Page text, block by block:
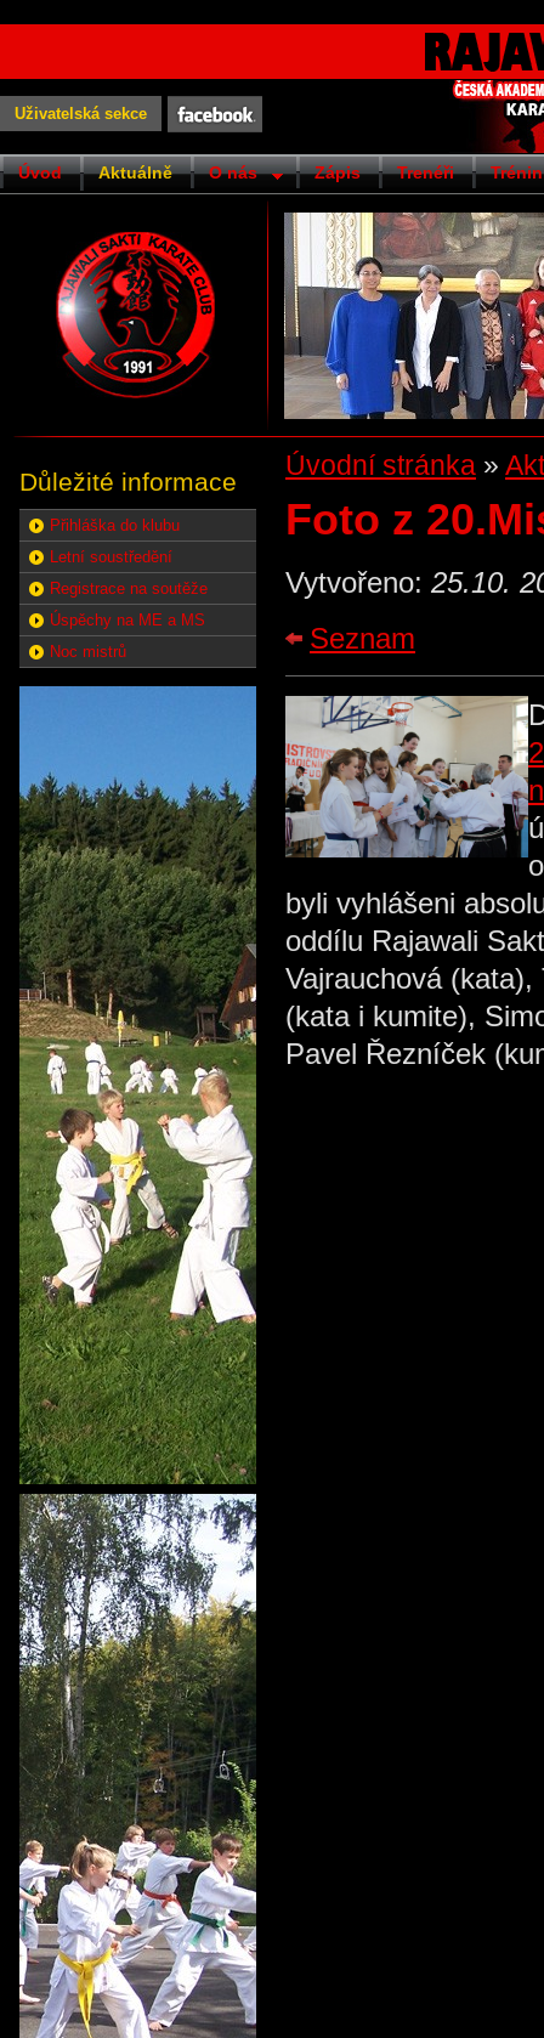
Uživatelská sekce
Úvod Aktuálně O nás Zápis Trenéři
Důležité informace
Přihláška do klubu
Letní soustředění
Registrace na soutěže
Úspěchy na ME a MS
Noc mistrů
Úvodní stránka »
Foto z
Vytvořeno: 25.10.
Seznam
byli vyhlášeni
oddílu Rajawali
Vajrauchová
(kata i kumite),
Pavel Řezníček